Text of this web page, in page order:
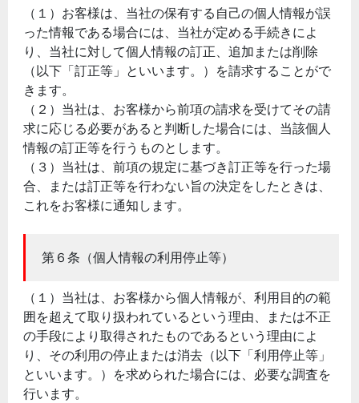
（１）お客様は、当社の保有する自己の個人情報が誤
った情報である場合には、当社が定める手続きによ
り、当社に対して個人情報の訂正、追加または削除
（以下「訂正等」といいます。）を請求することがで
きます。
（２）当社は、お客様から前項の請求を受けてその請
求に応じる必要があると判断した場合には、当該個人
情報の訂正等を行うものとします。
（３）当社は、前項の規定に基づき訂正等を行った場
合、または訂正等を行わない旨の決定をしたときは、
これをお客様に通知します。
第６条（個人情報の利用停止等）
（１）当社は、お客様から個人情報が、利用目的の範
囲を超えて取り扱われているという理由、または不正
の手段により取得されたものであるという理由によ
り、その利用の停止または消去（以下「利用停止等」
といいます。）を求められた場合には、必要な調査を
行います。